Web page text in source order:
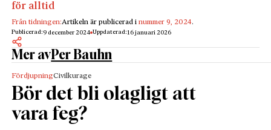
för alltid
Från tidningen:Artikeln är publicerad inummer 9, 2024.
Publicerad:9 december 2024 Uppdaterad:16 januari 2026
Mer avPer Bauhn
FördjupningCivilkurage
Bör det bli olagligt att
vara feg?